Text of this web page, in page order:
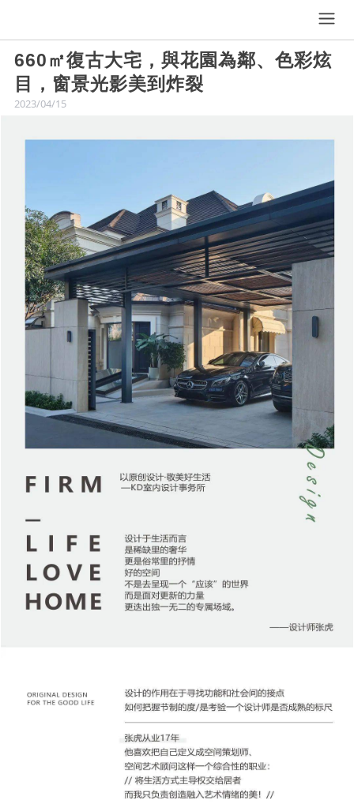
660㎡復古大宅，與花園為鄰、色彩炫
目，窗景光影美到炸裂
2023/04/15